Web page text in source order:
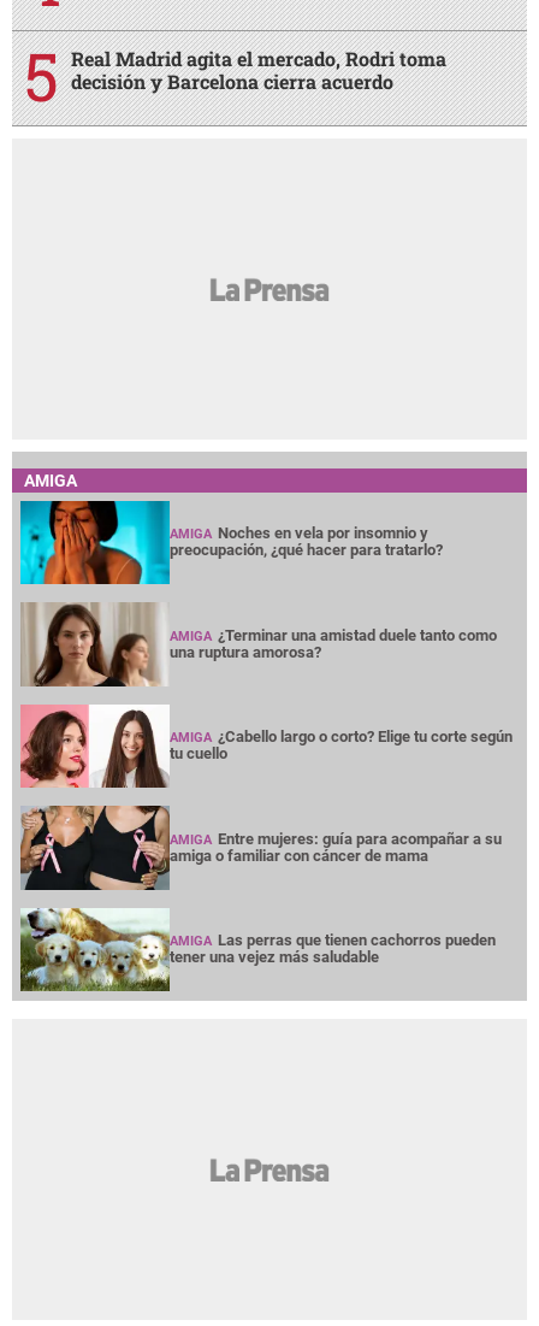
Real Madrid agita el mercado, Rodri toma
decisión y Barcelona cierra acuerdo
AMIGA
AMIGA Noches en vela por insomnio y
preocupación, ¿qué hacer para tratarlo?
AMIGA ¿Terminar una amistad duele tanto como
una ruptura amorosa?
AMIGA ¿Cabello largo o corto? Elige tu corte según
tu cuello
AMIGA Entre mujeres: guía para acompañar a su
amiga o familiar con cáncer de mama
AMIGA Las perras que tienen cachorros pueden
tener una vejez más saludable